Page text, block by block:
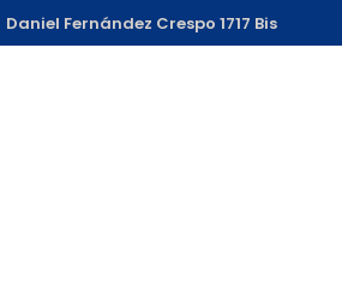
Daniel Fernández Crespo 1717 Bis